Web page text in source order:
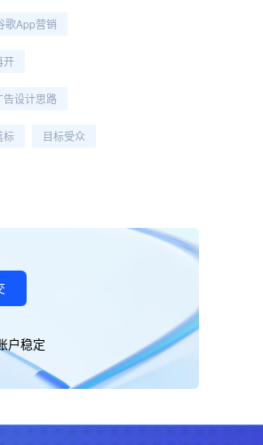
歌app营销
开
设计思路
标 目标受众
户稳定